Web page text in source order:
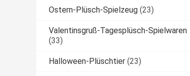
Ostern-Plüsch-Spielzeug (23)
Valentinsgruß-Tagesplüsch-Spielwaren
(33)
Halloween-Plüschtier (23)